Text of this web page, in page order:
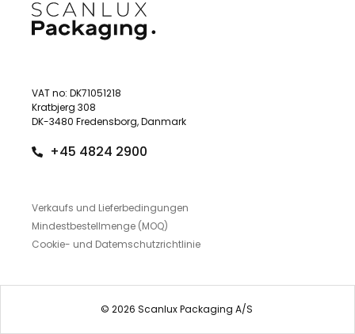
VAT no: DK71051218
Kratbjerg 308
DK-3480 Fredensborg, Danmark
+45 4824 2900
Verkaufs und Lieferbedingungen
Mindestbestellmenge (MOQ)
Cookie- und Datemschutzrichtlinie
© 2026 Scanlux Packaging A/S